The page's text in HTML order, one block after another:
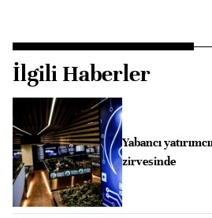
İlgili Haberler
Yabancı
zirvesinde